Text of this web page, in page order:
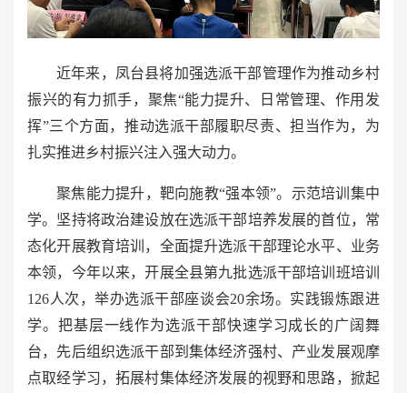
近年来，凤台县将加强选派干部管理作为推动乡村
振兴的有力抓手，聚焦“能力提升、日常管理、作用发
挥”三个方面，推动选派干部履职尽责、担当作为，为
扎实推进乡村振兴注入强大动力。
聚焦能力提升，靶向施教“强本领”。示范培训集中
学。坚持将政治建设放在选派干部培养发展的首位，常
态化开展教育培训，全面提升选派干部理论水平、业务
本领，今年以来，开展全县第九批选派干部培训班培训
126人次，举办选派干部座谈会20余场。实践锻炼跟进
学。把基层一线作为选派干部快速学习成长的广阔舞
台，先后组织选派干部到集体经济强村、产业发展观摩
点取经学习，拓展村集体经济发展的视野和思路，掀起